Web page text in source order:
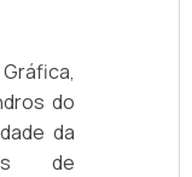
do
da
de